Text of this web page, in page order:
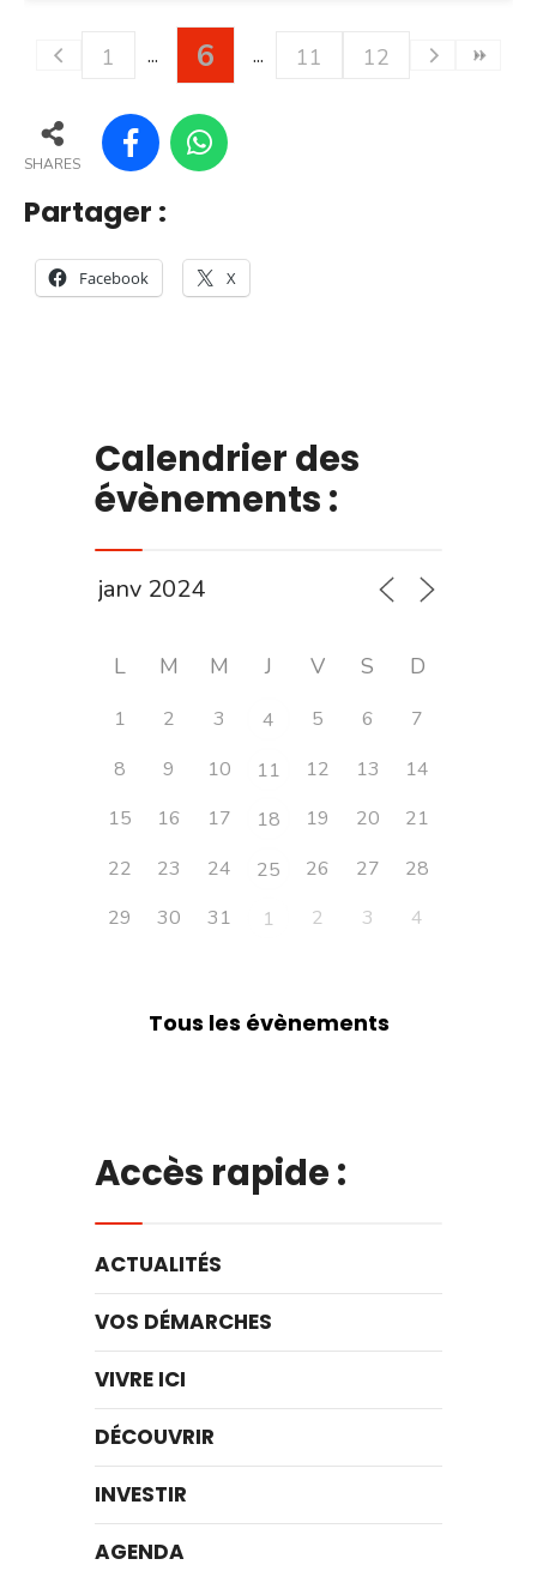
1 6 11 12
SHARES
Partager :
Facebook X
Calendrier des
évènements :
L M M J V S D
1 2 3 4 5 6
7
8
9 10 11 12 13
14
15
16 17 18 19 20
21
22
23 24 25 26 27
28
29
30 31 1 2 3 4
Tous les évènements
Accès rapide :
ACTUALITÉS
VOS DÉMARCHES
VIVRE ICI
DÉCOUVRIR
INVESTIR
AGENDA